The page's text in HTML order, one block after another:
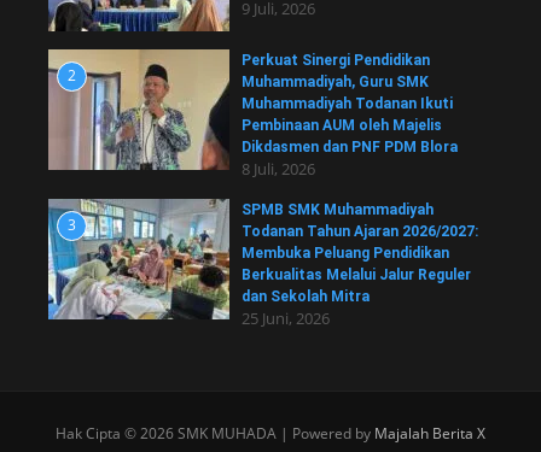
9 Juli, 2026
2
Perkuat Sinergi Pendidikan
Muhammadiyah, Guru SMK
Muhammadiyah Todanan Ikuti
Pembinaan AUM oleh Majelis
Dikdasmen dan PNF PDM Blora
8 Juli, 2026
3
SPMB SMK Muhammadiyah
Todanan Tahun Ajaran 2026/2027:
Membuka Peluang Pendidikan
Berkualitas Melalui Jalur Reguler
dan Sekolah Mitra
25 Juni, 2026
Hak Cipta © 2026 SMK MUHADA | Powered by Majalah Berita X